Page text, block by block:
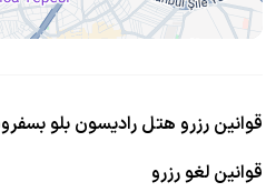
قوانین رزرو هتل رادیسون بلو
قوانین لغو رزرو